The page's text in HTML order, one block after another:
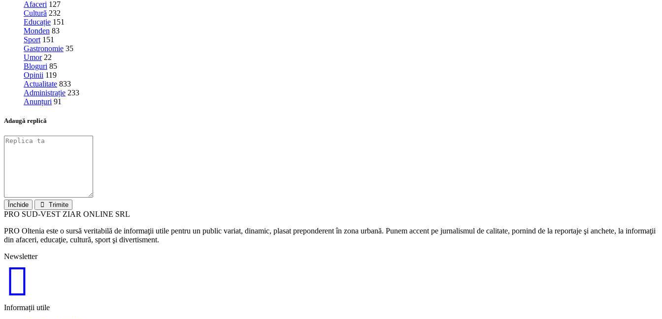
Afaceri 127
Cultură 232
Educație 151
Monden 83
Sport 151
Gastronomie 35
Umor 22
Bloguri 85
Opinii 119
Actualitate 833
Administrație 233
Anunțuri 91
Adaugă replică
Închide Trimite
PRO SUD-VEST ZIAR ONLINE SRL
PRO Oltenia este o sursă veritabilă de informaţii utile pentru un public variat, dinamic, plasat preponderent în zona urbană. Punem accent pe jurnalismul de calitate, pornind de la reportaje şi anchete, la informaţii
din afaceri, educaţie, cultură, sport şi divertisment.
Newsletter
Informații utile